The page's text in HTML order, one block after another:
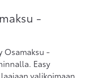
-
Osamaksu -
Easy
valikoimaan